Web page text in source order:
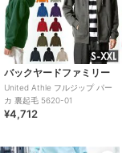
バックヤードファミリー
United Athle フルジップ パー
カ 裏起毛 5620-01
¥4,712